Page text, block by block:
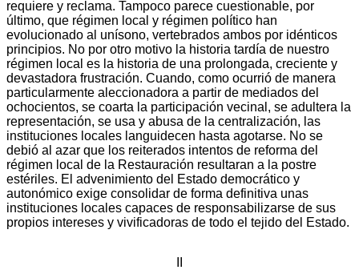
requiere y reclama. Tampoco parece cuestionable, por
último, que régimen local y régimen político han
evolucionado al unísono, vertebrados ambos por idénticos
principios. No por otro motivo la historia tardía de nuestro
régimen local es la historia de una prolongada, creciente y
devastadora frustración. Cuando, como ocurrió de manera
particularmente aleccionadora a partir de mediados del
ochocientos, se coarta la participación vecinal, se adultera la
representación, se usa y abusa de la centralización, las
instituciones locales languidecen hasta agotarse. No se
debió al azar que los reiterados intentos de reforma del
régimen local de la Restauración resultaran a la postre
estériles. El advenimiento del Estado democrático y
autonómico exige consolidar de forma definitiva unas
instituciones locales capaces de responsabilizarse de sus
propios intereses y vivificadoras de todo el tejido del Estado.